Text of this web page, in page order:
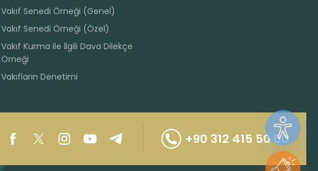
Vakıf Senedi Örneği (Genel)
Vakıf Senedi Örneği (Özel)
Vakıf Kurma ile İlgili Dava Dilekçe
Örneği
Vakıfların Denetimi
+90 312 415 50 00